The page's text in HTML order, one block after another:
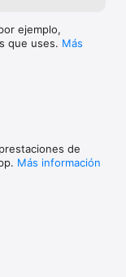
ejemplo,
que uses. Más
de
Más información